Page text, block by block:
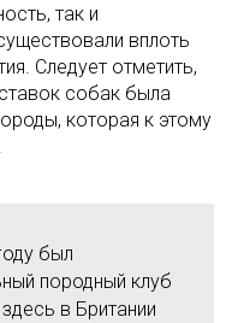
так и
вплоть
Следует отметить,
собак была
которая к этому
был
породный клуб
в Британии